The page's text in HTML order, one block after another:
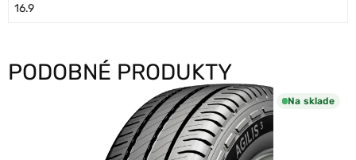
16.9
PODOBNÉ PRODUKTY
Na sklade